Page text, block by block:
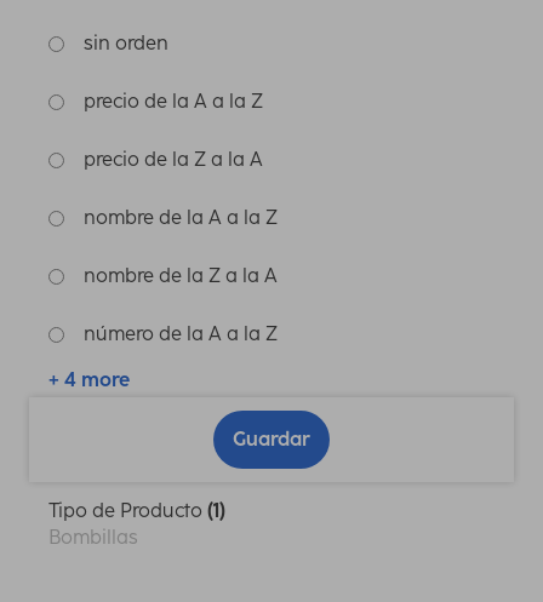
sin orden
precio de la A a la Z
precio de la Z a la A
nombre de la A a la Z
nombre de la Z a la A
número de la A a la Z
+ 4 more
Guardar
Tipo de Producto (1)
Bombillas